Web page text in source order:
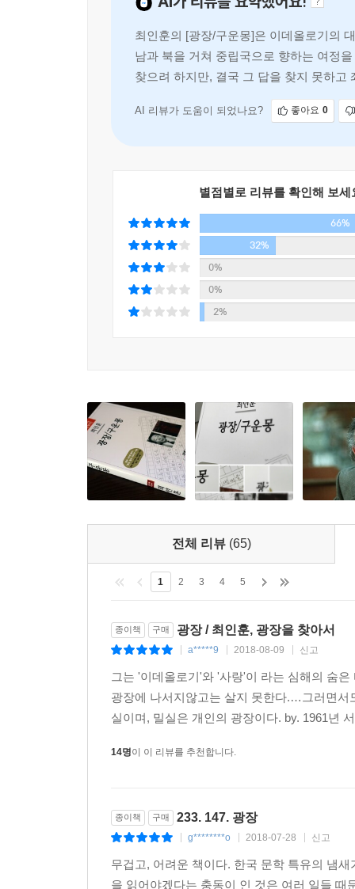
최인훈의 [광장/구운몽]은 이데올로기의
남과 북을 거쳐 중립국으로 향하는 여정
찾으려 하지만, 결국 그 답을 찾지 못하고
AI 리뷰가 도움이 되었나요? 좋아요 0
별점별로 리뷰를 확인해 보세
66%
32%
0%
0%
2%
전체 리뷰 (65)
1 2 3 4 5
종이책 구매 광장 / 최인훈, 광장을 찾아서
a*****9 2018-08-09 신고
그는 '이데올로기'와 '사랑'이 라는 심해의 숨
광장에 나서지않고는 살지 못한다.…그러면
실이며, 밀실은 개인의 광장이다. by. 1961년
14명이 이 리뷰를 추천합니다.
종이책 구매 233. 147. 광장
g********o 2018-07-28 신고
무겁고, 어려운 책이다. 한국 문학 특유의 냄
을 읽어야겠다는 충동이 인 것은 여러 일들